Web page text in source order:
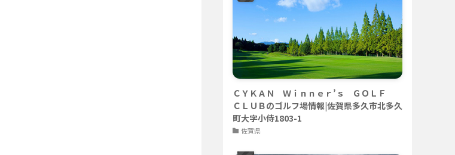
ＣＹＫＡＮ Ｗｉｎｎｅｒ’ｓ ＧＯＬＦ
ＣＬＵＢのゴルフ場情報|佐賀県多久市北多久
町大字小侍1803-1
佐賀県